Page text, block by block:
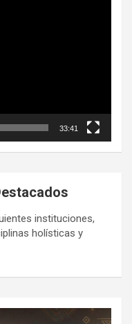
33:41
instituciones,
holísticas y